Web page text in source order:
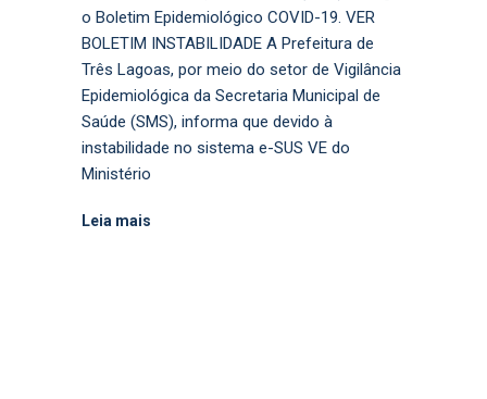
o Boletim Epidemiológico COVID-19. VER
BOLETIM INSTABILIDADE A Prefeitura de
Três Lagoas, por meio do setor de Vigilância
Epidemiológica da Secretaria Municipal de
Saúde (SMS), informa que devido à
instabilidade no sistema e-SUS VE do
Ministério
Leia mais